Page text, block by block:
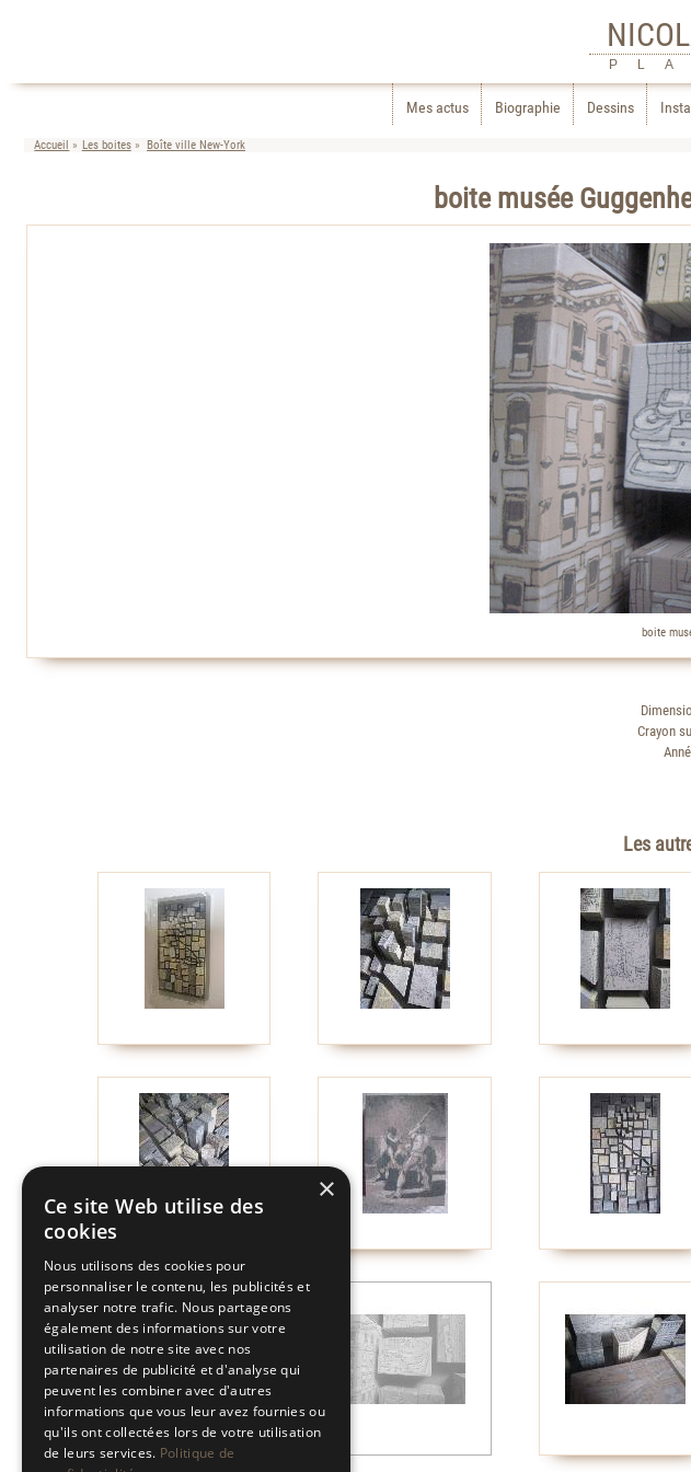
Mes actus Biographie Dessins
Accueil Les boites Boîte ville New-York
boite musée
boite
Crayon
Les
×
Ce site Web utilise des
cookies
Nous utilisons des cookies pour
personnaliser le contenu, les publicités et
analyser notre trafic. Nous partageons
également des informations sur votre
utilisation de notre site avec nos
partenaires de publicité et d'analyse qui
peuvent les combiner avec d'autres
informations que vous leur avez fournies ou
qu'ils ont collectées lors de votre utilisation
de leurs services. Politique de